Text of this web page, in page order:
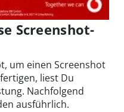
Screenshot-
um einen Screenshot
liest Du
Nachfolgend
ausführlich.